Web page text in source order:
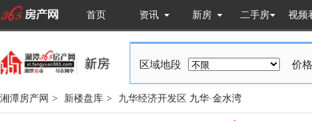
首页 资讯 新房 二手房 视频
区域地段 价
湘潭房产网 > 新楼盘库 > 九华经济开发区 九华·金水湾